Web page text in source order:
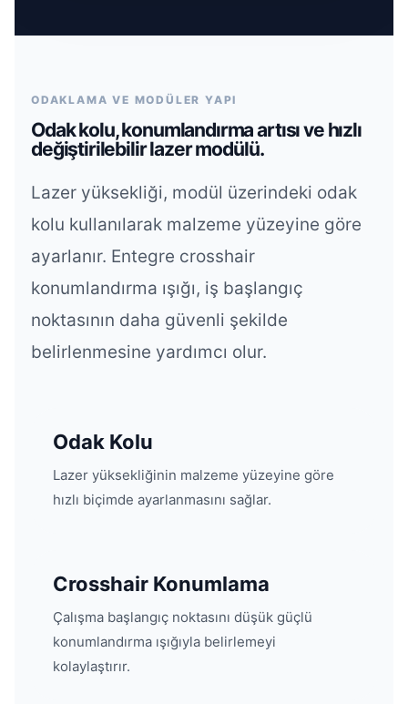
ODAKLAMA VE MODÜLER YAPI
Odak kolu, konumlandırma artısı ve hızlı
değiştirilebilir lazer modülü.
Lazer yüksekliği, modül üzerindeki odak
kolu kullanılarak malzeme yüzeyine göre
ayarlanır. Entegre crosshair
konumlandırma ışığı, iş başlangıç
noktasının daha güvenli şekilde
belirlenmesine yardımcı olur.
Odak Kolu
Lazer yüksekliğinin malzeme yüzeyine göre
hızlı biçimde ayarlanmasını sağlar.
Crosshair Konumlama
Çalışma başlangıç noktasını düşük güçlü
konumlandırma ışığıyla belirlemeyi
kolaylaştırır.